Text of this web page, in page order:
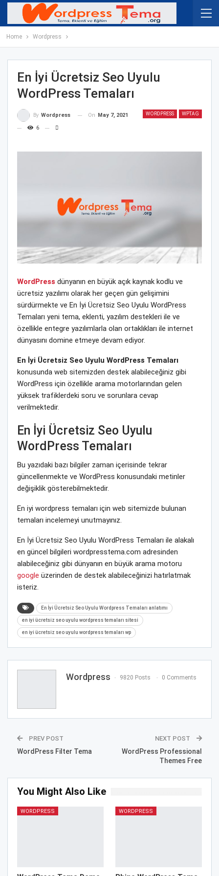
Home Wordpress
En İyi Ücretsiz Seo Uyulu
WordPress Temaları
WORDPRESS WPTAG
By Wordpress On May 7, 2021
6
WordPress dünyanın en büyük açık kaynak kodlu ve
ücretsiz yazılımı olarak her geçen gün gelişimini
sürdürmekte ve En İyi Ücretsiz Seo Uyulu WordPress
Temaları yeni tema, eklenti, yazılım destekleri ile ve
özellikle entegre yazılımlarla olan ortaklıkları ile internet
dünyasını domine etmeye devam ediyor.
En İyi Ücretsiz Seo Uyulu WordPress Temaları
konusunda web sitemizden destek alabileceğiniz gibi
WordPress için özellikle arama motorlarından gelen
yüksek trafiklerdeki soru ve sorunlara cevap
verilmektedir.
En İyi Ücretsiz Seo Uyulu
WordPress Temaları
Bu yazıdaki bazı bilgiler zaman içerisinde tekrar
güncellenmekte ve WordPress konusundaki metinler
değişiklik gösterebilmektedir.
En iyi wordpress temaları için web sitemizde bulunan
temaları incelemeyi unutmayınız.
En İyi Ücretsiz Seo Uyulu WordPress Temaları ile alakalı
en güncel bilgileri wordpresstema.com adresinden
alabileceğiniz gibi dünyanın en büyük arama motoru
google üzerinden de destek alabileceğinizi hatırlatmak
isteriz.
En İyi Ücretsiz Seo Uyulu Wordpress Temaları anlatımı
en iyi ücretsiz seo uyulu wordpress temaları sitesi
en iyi ücretsiz seo uyulu wordpress temaları wp
Wordpress 9820 Posts 0 Comments
PREV POST
WordPress Filter Tema
NEXT POST
WordPress Professional
Themes Free
You Might Also Like
WORDPRESS WORDPRESS